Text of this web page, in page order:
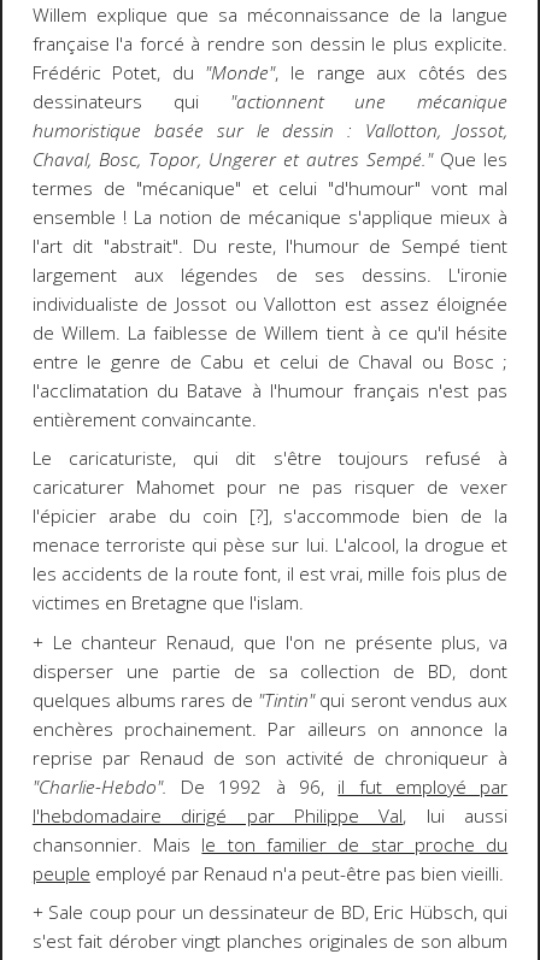
Willem explique que sa méconnaissance de la langue
française l'a forcé à rendre son dessin le plus explicite.
Frédéric Potet, du "Monde", le range aux côtés des
dessinateurs qui "actionnent une mécanique
humoristique basée sur le dessin : Vallotton, Jossot,
Chaval, Bosc, Topor, Ungerer et autres Sempé."Que les
termes de "mécanique" et celui "d'humour" vont mal
ensemble ! La notion de mécanique s'applique mieux à
l'art dit "abstrait". Du reste, l'humour de Sempé tient
largement aux légendes de ses dessins. L'ironie
individualiste de Jossot ou Vallotton est assez éloignée
de Willem. La faiblesse de Willem tient à ce qu'il hésite
entre le genre de Cabu et celui de Chaval ou Bosc ;
l'acclimatation du Batave à l'humour français n'est pas
entièrement convaincante.
Le caricaturiste, qui dit s'être toujours refusé à
caricaturer Mahomet pour ne pas risquer de vexer
l'épicier arabe du coin [?], s'accommode bien de la
menace terroriste qui pèse sur lui. L'alcool, la drogue et
les accidents de la route font, il est vrai, mille fois plus de
victimes en Bretagne que l'islam.
+ Le chanteur Renaud, que l'on ne présente plus, va
disperser une partie de sa collection de BD, dont
quelques albums rares de "Tintin"qui seront vendus aux
enchères prochainement. Par ailleurs on annonce la
reprise par Renaud de son activité de chroniqueur à
"Charlie-Hebdo". De 1992 à 96, il fut employé par
l'hebdomadaire dirigé par Philippe Val, lui aussi
chansonnier. Mais le ton familier de star proche du
peuple employé par Renaud n'a peut-être pas bien vieilli.
+ Sale coup pour un dessinateur de BD, Eric Hübsch, qui
s'est fait dérober vingt planches originales de son album